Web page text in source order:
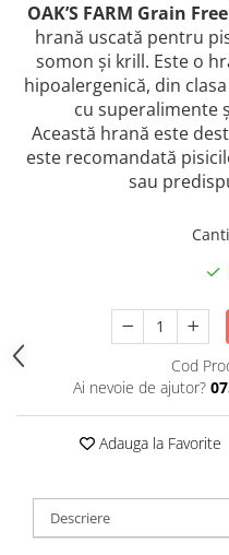
caprior
Lese, Zgarzi & Hamuri
Perii si Piepteni
Produse Igiena si Ingrijire
Saltele cu efect de racire
OAK’S FARM Grain
hrană uscată pentru
somon și krill. Este o
hipoalergenică, din clasa
cu superalimente
Această hrană este
este recomandată
sau
Cod
Ai nevoie de ajutor?
Adauga la Favorite
Descriere